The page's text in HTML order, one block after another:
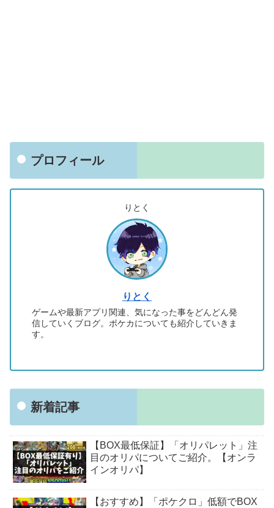
プロフィール
りとく
りとく
ゲームや最新アプリ関連、気になった事をどんどん発
信していくブログ。ポケカについても紹介していきま
す。
新着記事
【BOX最低保証】「オリパレット」注
目のオリパについてご紹介。【オンラ
インオリパ】
【おすすめ】「ポケクロ」低額でBOX